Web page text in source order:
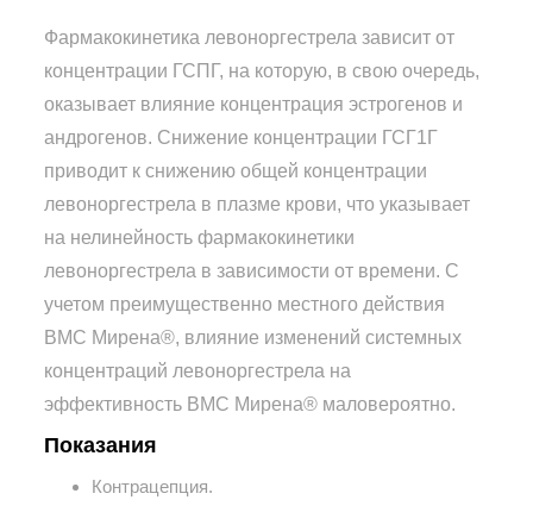
Фармакокинетика левоноргестрела зависит от
концентрации ГСПГ, на которую, в свою очередь,
оказывает влияние концентрация эстрогенов и
андрогенов. Снижение концентрации ГСГ1Г
приводит к снижению общей концентрации
левоноргестрела в плазме крови, что указывает
на нелинейность фармакокинетики
левоноргестрела в зависимости от времени. С
учетом преимущественно местного действия
ВМС Мирена®, влияние изменений системных
концентраций левоноргестрела на
эффективность ВМС Мирена® маловероятно.
Показания
Контрацепция.